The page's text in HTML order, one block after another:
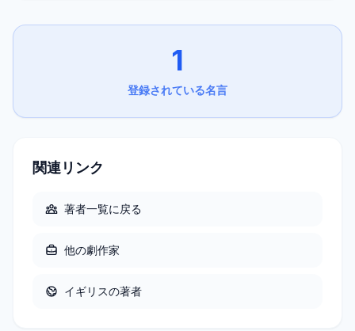
1
登録されている名言
関連リンク
著者一覧に戻る
他の劇作家
イギリスの著者